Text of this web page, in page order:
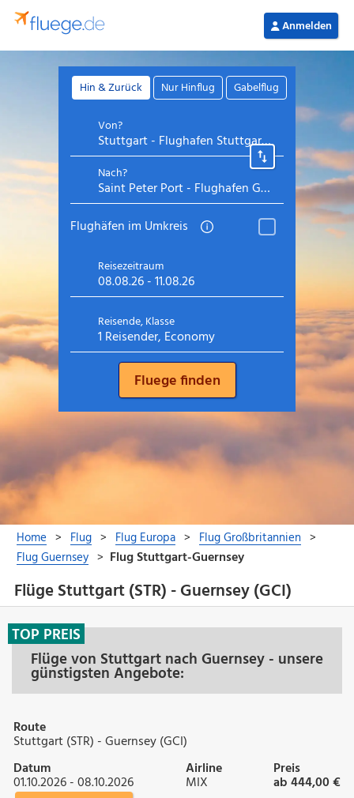
Flüge Stuttgart (STR) - Guernsey (GCI)
Flüge von Stuttgart nach Guernsey - unsere
günstigsten Angebote:
TOP PREIS
Route
Stuttgart (STR) - Guernsey (GCI)
Datum
01.10.2026 - 08.10.2026
Airline
MIX
Preis
ab 444,00 €